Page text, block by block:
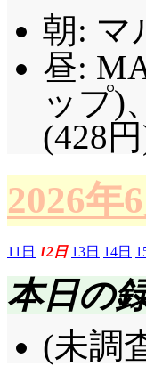
朝: マ
昼:
ップ)
(428
2026年
11日 12日 13日 14日
本日の
(未調